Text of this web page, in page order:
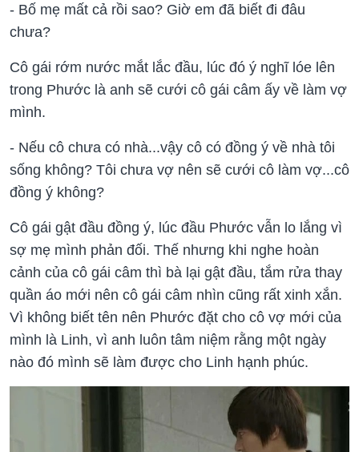
- Bố mẹ mất cả rồi sao? Giờ em đã biết đi đâu
chưa?
Cô gái rớm nước mắt lắc đầu, lúc đó ý nghĩ lóe lên
trong Phước là anh sẽ cưới cô gái câm ấy về làm vợ
mình.
- Nếu cô chưa có nhà...vậy cô có đồng ý về nhà tôi
sống không? Tôi chưa vợ nên sẽ cưới cô làm vợ...cô
đồng ý không?
Cô gái gật đầu đồng ý, lúc đầu Phước vẫn lo lắng vì
sợ mẹ mình phản đối. Thế nhưng khi nghe hoàn
cảnh của cô gái câm thì bà lại gật đầu, tắm rửa thay
quần áo mới nên cô gái câm nhìn cũng rất xinh xắn.
Vì không biết tên nên Phước đặt cho cô vợ mới của
mình là Linh, vì anh luôn tâm niệm rằng một ngày
nào đó mình sẽ làm được cho Linh hạnh phúc.